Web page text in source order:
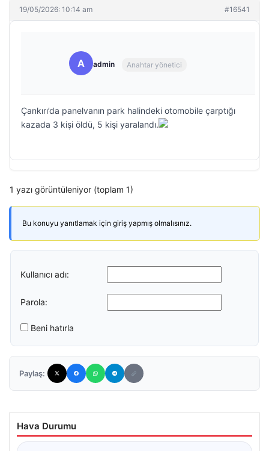
19/05/2026: 10:14 am #16541
A admin Anahtar yönetici
Çankırı’da panelvanın park halindeki otomobile çarptığı
kazada 3 kişi öldü, 5 kişi yaralandı.
1 yazı görüntüleniyor (toplam 1)
Bu konuyu yanıtlamak için giriş yapmış olmalısınız.
Kullanıcı adı:
Parola:
Beni hatırla
Paylaş:
Hava Durumu